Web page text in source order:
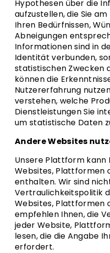
Hypothesen über die
aufzustellen, die Sie
Ihren Bedürfnissen,
Abneigungen
Informationen sind in
Identität verbunden,
statistischen Zwecken
können die
Nutzererfahrung
verstehen, welche
Dienstleistungen Sie
um statistische Daten
Andere Websites
Unsere Plattform kann
Websites, Plattformen
enthalten. Wir sind
Vertraulichkeitspolitik
Websites, Plattformen
empfehlen Ihnen, die
jeder Website,
lesen, die die Angabe
erfordert.